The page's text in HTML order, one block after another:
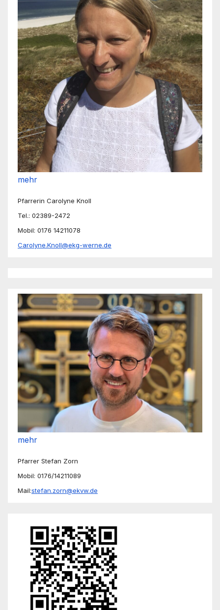
mehr
Pfarrerin Carolyne Knoll
Tel.: 02389-2472
Mobil: 0176 14211078
Carolyne.Knoll@ekg-werne.de
mehr
Pfarrer Stefan Zorn
Mobil: 0176/14211089
Mail:stefan.zorn@ekvw.de